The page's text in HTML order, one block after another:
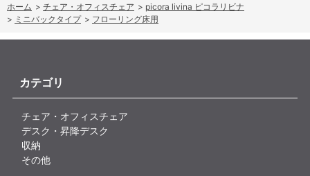
ホーム > チェア・オフィスチェア > picora livina ピコラリビナ
> ミニバックタイプ > フローリング床用
カテゴリ
チェア・オフィスチェア
デスク・昇降デスク
収納
その他